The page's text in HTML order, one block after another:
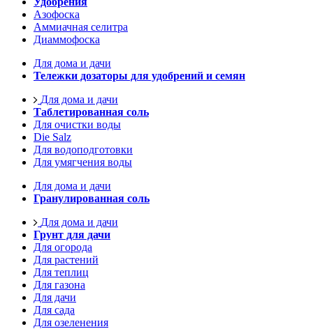
Азофоска
Аммиачная селитра
Диаммофоска
Для дома и дачи
Тележки дозаторы для удобрений и семян
Для дома и дачи
Таблетированная соль
Для очистки воды
Die Salz
Для водоподготовки
Для умягчения воды
Для дома и дачи
Гранулированная соль
Для дома и дачи
Грунт для дачи
Для огорода
Для растений
Для теплиц
Для газона
Для дачи
Для сада
Для озеленения